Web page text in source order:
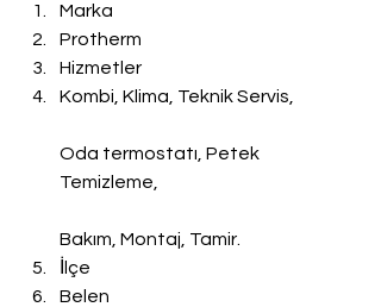
Marka
Protherm
Hizmetler
Kombi, Klima, Teknik Servis,
Oda termostatı, Petek
Temizleme,
Bakım, Montaj, Tamir.
İlçe
Belen